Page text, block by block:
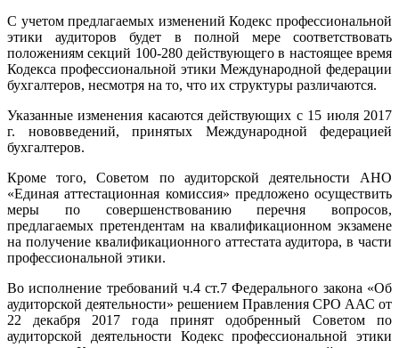
С учетом предлагаемых изменений Кодекс профессиональной
этики аудиторов будет в полной мере соответствовать
положениям секций 100-280 действующего в настоящее время
Кодекса профессиональной этики Международной федерации
бухгалтеров, несмотря на то, что их структуры различаются.
Указанные изменения касаются действующих с 15 июля 2017
г. нововведений, принятых Международной федерацией
бухгалтеров.
Кроме того, Советом по аудиторской деятельности АНО
«Единая аттестационная комиссия» предложено осуществить
меры по совершенствованию перечня вопросов,
предлагаемых претендентам на квалификационном экзамене
на получение квалификационного аттестата аудитора, в части
профессиональной этики.
Во исполнение требований ч.4 ст.7 Федерального закона «Об
аудиторской деятельности» решением Правления СРО ААС от
22 декабря 2017 года принят одобренный Советом по
аудиторской деятельности Кодекс профессиональной этики